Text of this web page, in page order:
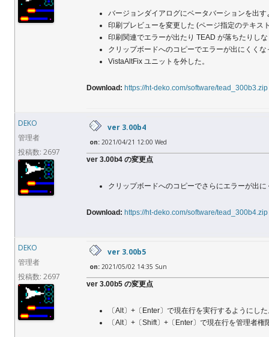
バージョンダイアログにベータバーションを出す
印刷プレビューを変更した (ページ指定のテキス
印刷関連でエラーが出たり TEAD が落ちたりし
クリップボードへのコピーでエラーが出にくくな
VistaAltFix ユニットを外した。
Download: https://ht-deko.com/software/tead_300b3.zip
DEKO
管理者
投稿数: 2697
ver 3.00b4
on: 2021/04/21 12:00 Wed
ver 3.00b4 の変更点
クリップボードへのコピーでさらにエラーが出に
Download: https://ht-deko.com/software/tead_300b4.zip
DEKO
管理者
投稿数: 2697
ver 3.00b5
on: 2021/05/02 14:35 Sun
ver 3.00b5 の変更点
〔Alt〕+〔Enter〕で現在行を実行するようにし
〔Alt〕+〔Shift〕+〔Enter〕で現在行を管理者